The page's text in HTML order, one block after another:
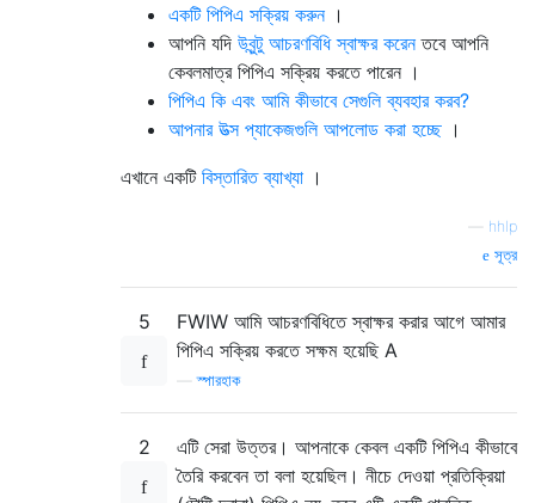
একটি পিপিএ সক্রিয় করুন।
আপনি যদি উবুন্টু আচরণবিধি স্বাক্ষর করেনতবে আপনি
কেবলমাত্র পিপিএ সক্রিয় করতে পারেন ।
পিপিএ কি এবং আমি কীভাবে সেগুলি ব্যবহার করব?
আপনার উত্স প্যাকেজগুলি আপলোড করা হচ্ছে ।
এখানে একটি বিস্তারিত ব্যাখ্যা ।
hhlp
সূত্র
5
FWIW আমি আচরণবিধিতে স্বাক্ষর করার আগে আমার
পিপিএ সক্রিয় করতে সক্ষম হয়েছি A
—স্পারহাক
2
এটি সেরা উত্তর। আপনাকে কেবল একটি পিপিএ কীভাবে
তৈরি করবেন তা বলা হয়েছিল। নীচে দেওয়া প্রতিক্রিয়া